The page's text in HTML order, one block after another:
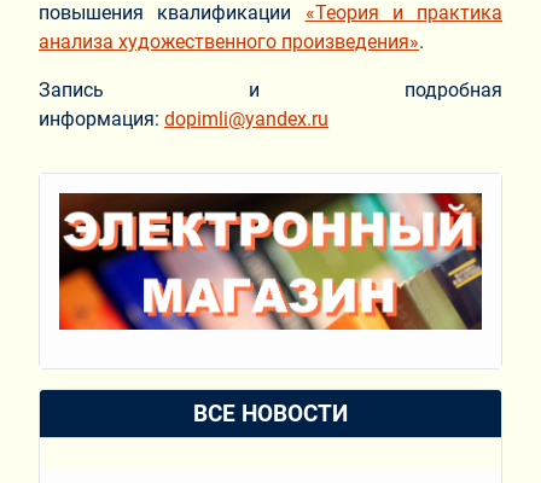
повышения квалификации «Теория и практика
анализа художественного произведения».
Запись и подробная
информация: dopimli@yandex.ru
ВСЕ НОВОСТИ